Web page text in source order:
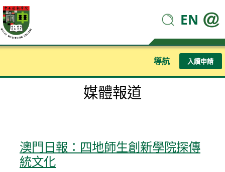
EN
導航 入讀申請
媒體報道
澳門日報：四地師生創新學院探傳
統文化